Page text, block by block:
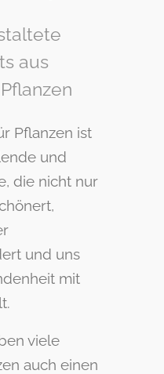
aus
Pflanzen ist
und
die nicht nur
und uns
mit
viele
auch einen